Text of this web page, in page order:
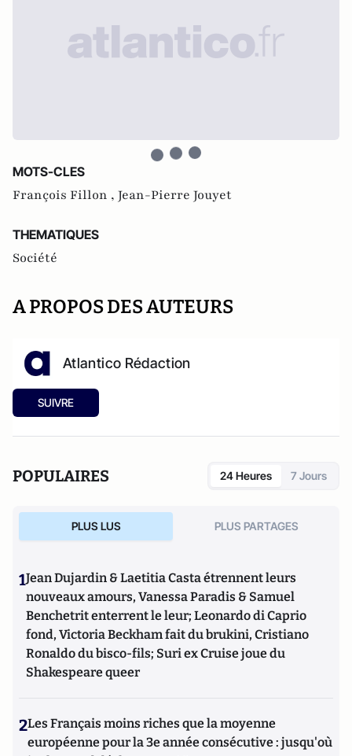
MOTS-CLES
François Fillon , Jean-Pierre Jouyet
THEMATIQUES
Société
A PROPOS DES AUTEURS
Atlantico Rédaction
SUIVRE
POPULAIRES 24 Heures 7 Jours
PLUS LUS PLUS PARTAGES
1Jean Dujardin & Laetitia Casta étrennent leurs
nouveaux amours, Vanessa Paradis & Samuel
Benchetrit enterrent le leur; Leonardo di Caprio
fond, Victoria Beckham fait du brukini, Cristiano
Ronaldo du bisco-fils; Suri ex Cruise joue du
Shakespeare queer
2Les Français moins riches que la moyenne
européenne pour la 3e année consécutive : jusqu'où